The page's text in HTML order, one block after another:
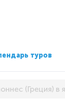
туров
(Греция) в